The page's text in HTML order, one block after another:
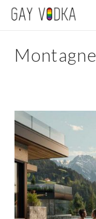
Montagne